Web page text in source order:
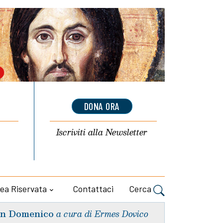
DONA ORA
Iscriviti allaNewsletter
Riservata Contattaci Cerca
Domenico a cura di Ermes Dovico